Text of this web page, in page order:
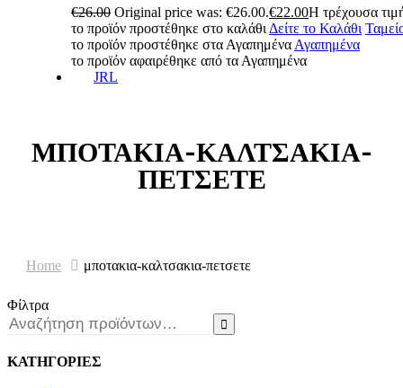
€26.00 Original price was: €26.00.€22.00Η τρέχουσα
το προϊόν προστέθηκε στο καλάθι Δείτε το Καλάθι
το προϊόν προστέθηκε στα Αγαπημένα Αγαπημένα
το προϊόν αφαιρέθηκε από τα Αγαπημένα
JRL
ΜΠΟΤΑΚΙΑ-ΚΑΛΤΣΑΚΙΑ-
ΠΕΤΣΕΤΕ
Home μποτακια-καλτσακια-πετσετε
Φίλτρα

ΚΑΤΗΓΟΡΙΕΣ